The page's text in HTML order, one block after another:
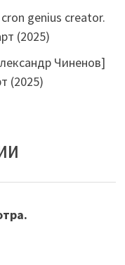
genius creator.
(2025)
Чиненов]
(2025)